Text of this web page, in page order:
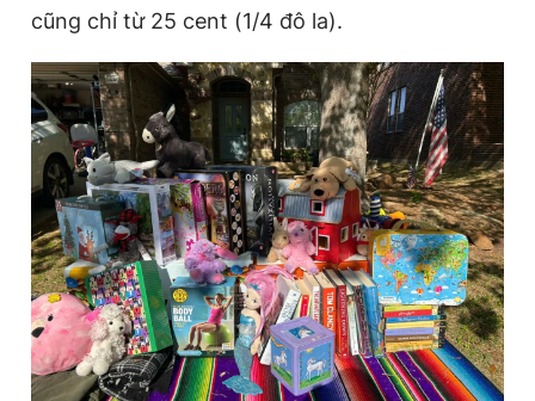
cũng chỉ từ 25 cent (1/4 đô la).